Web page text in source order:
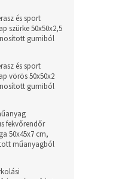
és sport
szürke 50x50x2,5
gumiból
és sport
vörös 50x50x2
gumiból
fekvőrendőr
50x45x7 cm,
műanyagból